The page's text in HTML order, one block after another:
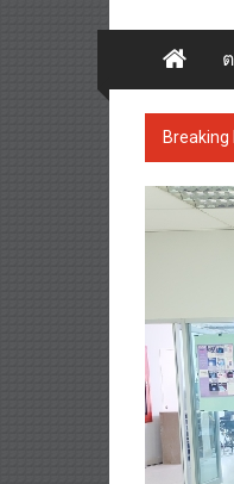
Breaking